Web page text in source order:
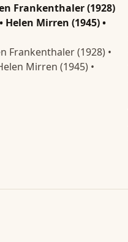
Frankenthaler (1928)
Helen Mirren (1945) •
Frankenthaler (1928) •
Mirren (1945) •